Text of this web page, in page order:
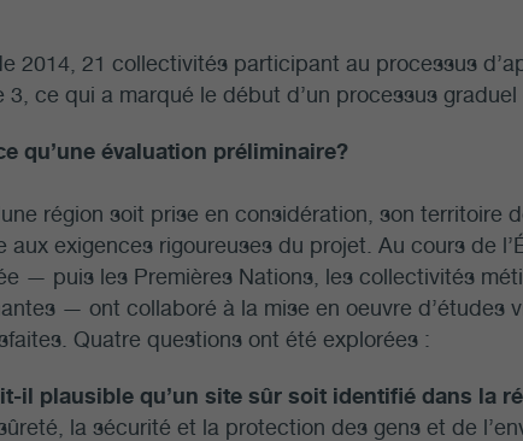
2014, 21 collectivités participant au processus
3, ce qui a marqué le début d’un processus graduel
qu’une évaluation préliminaire?
région soit prise en considération, son
aux exigences rigoureuses du projet. Au cours de
— puis les Premières Nations, les collectivités
— ont collaboré à la mise en oeuvre d’études
Quatre questions ont été explorées :
il plausible qu’un site sûr soit identifié dans la
la sécurité et la protection des gens et de